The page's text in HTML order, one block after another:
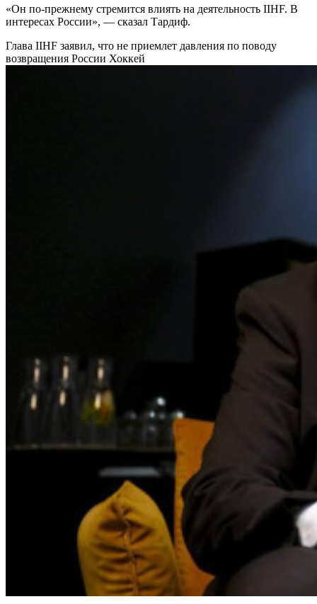
«Он по-прежнему стремится влиять на деятельность IIHF. В
интересах России», — сказал Тардиф.
Глава IIHF заявил, что не приемлет давления по поводу
возвращения России Хоккей